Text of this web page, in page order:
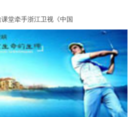
堂牵手浙江卫视《中国